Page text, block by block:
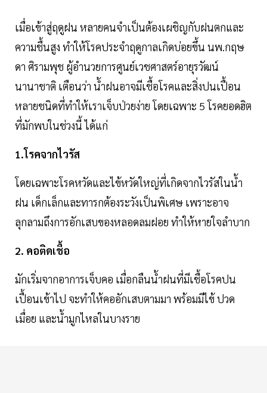
เมื่อเข้าสู่ฤดูฝน หลายคนจำเป็นต้องเผชิญกับฝนตกและ
ความชื้นสูง ทำให้โรคประจำฤดูกาลเกิดบ่อยขึ้น นพ.กฤษ
ดา ศิรามพุช ผู้อำนวยการศูนย์เวชศาสตร์อายุรวัฒน์
นานาชาติ เตือนว่า น้ำฝนอาจมีเชื้อโรคและสิ่งปนเปื้อน
หลายชนิดที่ทำให้เราเจ็บป่วยง่าย โดยเฉพาะ 5 โรคยอดฮิต
ที่มักพบในช่วงนี้ ได้แก่
1.โรคจากไวรัส
โดยเฉพาะโรคหวัดและไข้หวัดใหญ่ที่เกิดจากไวรัสในน้ำ
ฝน เด็กเล็กและทารกต้องระวังเป็นพิเศษ เพราะอาจ
ลุกลามถึงการอักเสบของหลอดลมฝอย ทำให้หายใจลำบาก
2. คอติดเชื้อ
มักเริ่มจากอาการเจ็บคอ เมื่อกลืนน้ำฝนที่มีเชื้อโรคปน
เปื้อนเข้าไป จะทำให้คออักเสบตามมา พร้อมมีไข้ ปวด
เมื่อย และน้ำมูกไหลในบางราย